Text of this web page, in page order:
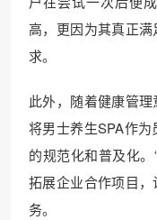
高，更因为其真正
求。
此外，随着健康管
将男士养生SPA作
的规范化和普及化
拓展企业合作项目
务。